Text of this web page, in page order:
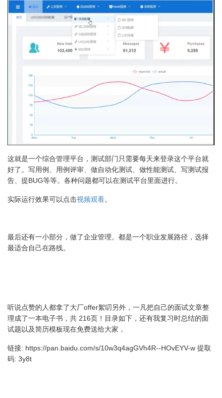
这就是一个综合管理平台，测试部门只需要每天来登录这个平台就
好了。写用例、用例评审、做自动化测试、做性能测试、写测试报
告、提BUG等等。各种问题都可以在测试平台里面进行。
实际运行效果可以点击视频观看。
最后还有一小部分，做了企业管理。都是一个职业发展路径，选择
最适合自己在路线。
听说点赞的人都拿了大厂offer絮叨另外，一凡把自己的面试文章整
理成了一本电子书，共 216页！目录如下，还有我复习时总结的面
试题以及简历模板现在免费送给大家，
链接: https://pan.baidu.com/s/10w3q4agGVh4R--HOvEYV-w 提取
码: 3y8t